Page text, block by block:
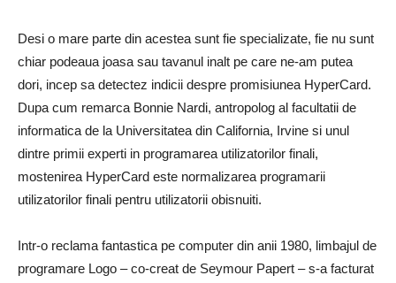
Desi o mare parte din acestea sunt fie specializate, fie nu sunt
chiar podeaua joasa sau tavanul inalt pe care ne-am putea
dori, incep sa detectez indicii despre promisiunea HyperCard.
Dupa cum remarca Bonnie Nardi, antropolog al facultatii de
informatica de la Universitatea din California, Irvine si unul
dintre primii experti in programarea utilizatorilor finali,
mostenirea HyperCard este normalizarea programarii
utilizatorilor finali pentru utilizatorii obisnuiti.
Intr-o reclama fantastica pe computer din anii 1980, limbajul de
programare Logo – co-creat de Seymour Papert – s-a facturat